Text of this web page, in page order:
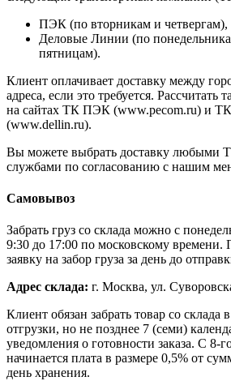
ПЭК (по вторникам и четвергам),
Деловые Линии (по
пятницам).
Клиент оплачивает доставку между
адреса, если это требуется.
на сайтах ТК ПЭК (www.pecom.ru) и
(www.dellin.ru).
Вы можете выбрать доставку любыми
службами по согласованию с нашим
Самовывоз
Забрать груз со склада можно с
9:30 до 17:00 по московскому времени.
заявку на забор груза за день до
Адрес склада: г. Москва, ул.
Клиент обязан забрать товар со склада
отгрузки, но не позднее 7 (семи)
уведомления о готовности заказа. С 8-
начинается плата в размере 0,5% от
день хранения.